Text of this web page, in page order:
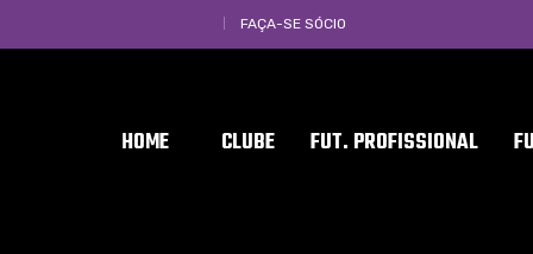
FAÇA-SE SÓCIO
HOME CLUBE FUT. PROFISSIONAL